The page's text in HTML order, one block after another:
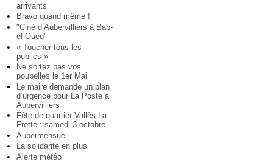
arrivants
Bravo quand même !
"Ciné d’Aubervilliers à Bab-
el-Oued"
« Toucher tous les
publics »
Ne sortez pas vos
poubelles le 1er Mai
Le maire demande un plan
d’urgence pour La Poste à
Aubervilliers
Fête de quartier Vallès-La
Frette : samedi 3 octobre
Aubermensuel
La solidarité en plus
Alerte météo